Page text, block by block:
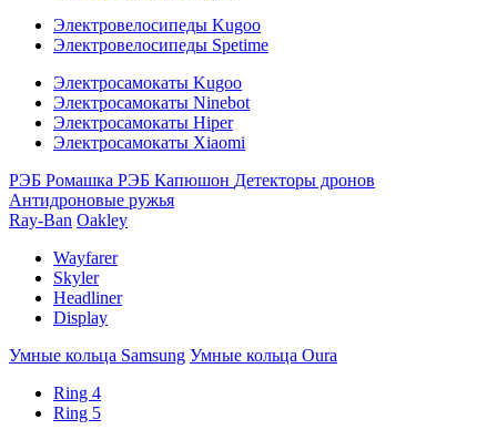
Электровелосипеды Kugoo
Электровелосипеды Spetime
Электросамокаты Kugoo
Электросамокаты Ninebot
Электросамокаты Hiper
Электросамокаты Xiaomi
РЭБ Ромашка РЭБ Капюшон Детекторы дронов
Антидроновые ружья
Ray-Ban Oakley
Wayfarer
Skyler
Headliner
Display
Умные кольца Samsung Умные кольца Oura
Ring 4
Ring 5